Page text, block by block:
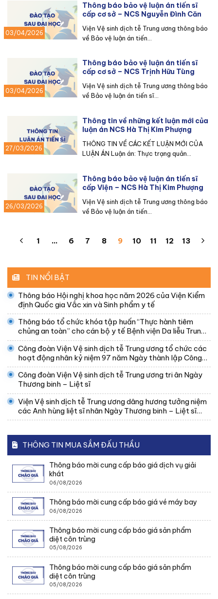
03/04/2026
Thông báo bảo vệ luận án tiến sĩ
cấp cơ sở – NCS Nguyễn Đình Căn
Viện Vệ sinh dịch tễ Trung ương thông báo
về Bảo vệ luận án tiến...
03/04/2026
Thông báo bảo vệ luận án tiến sĩ
cấp cơ sở – NCS Trịnh Hữu Tùng
Viện Vệ sinh dịch tễ Trung ương thông báo
về Bảo vệ luận án tiến sĩ...
27/03/2026
Thông tin về những kết luận mới của
luận án NCS Hà Thị Kim Phượng
THÔNG TIN VỀ CÁC KẾT LUẬN MỚI CỦA
LUẬN ÁN Luận án: Thực trạng quản...
26/03/2026
Thông báo bảo vệ luận án tiến sĩ
cấp Viện – NCS Hà Thị Kim Phượng
Viện Vệ sinh dịch tễ Trung ương thông báo
về Bảo vệ luận án tiến...
1 … 6 7 8 9 10 11 12 13
TIN NỔI BẬT
Thông báo Hội nghị khoa học năm 2026 của Viện Kiểm
định Quốc gia Vắc xin và Sinh phẩm y tế
Thông báo tổ chức khóa tập huấn “Thực hành tiêm
chủng an toàn” cho cán bộ y tế Bệnh viện Da liễu Trung
ương
Công đoàn Viện Vệ sinh dịch tễ Trung ương tổ chức các
hoạt động nhân kỷ niệm 97 năm Ngày thành lập Công
đoàn Việt Nam
Công đoàn Viện Vệ sinh dịch tễ Trung ương tri ân Ngày
Thương binh – Liệt sĩ
Viện Vệ sinh dịch tễ Trung ương dâng hương tưởng niệm
các Anh hùng liệt sĩ nhân Ngày Thương binh – Liệt sĩ
27/7
THÔNG TIN MUA SẮM ĐẤU THẦU
Thông báo mời cung cấp báo giá dịch vụ giải
khát
06/08/2026
Thông báo mời cung cấp báo giá vé máy bay
06/08/2026
Thông báo mời cung cấp báo giá sản phẩm
diệt côn trùng
05/08/2026
Thông báo mời cung cấp báo giá sản phẩm
diệt côn trùng
05/08/2026